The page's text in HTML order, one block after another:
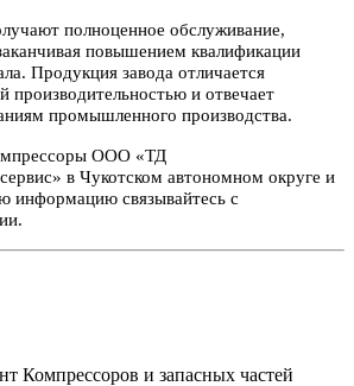
полноценное обслуживание,
повышением квалификации
Продукция завода отличается
производительностью и отвечает
промышленного производства.
ООО «ТД
в Чукотском автономном округе и
информацию связывайтесь с
Компрессоров и запасных частей